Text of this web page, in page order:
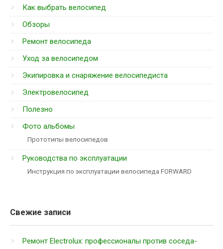
Как выбрать велосипед
Обзоры
Ремонт велосипеда
Уход за велосипедом
Экипировка и снаряжение велосипедиста
Электровелосипед
Полезно
Фото альбомы
Прототипы велосипедов
Руководства по эксплуатации
Инструкция по эксплуатации велосипеда FORWARD
Свежие записи
Ремонт Electrolux: профессионалы против соседа-